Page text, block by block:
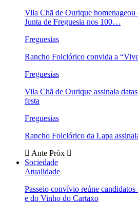
Vila Chã de Ourique homenageou
Junta de Freguesia nos 100…
Freguesias
Rancho Folclórico convida a
Freguesias
Vila Chã de Ourique assinala
festa
Freguesias
Rancho Folclórico da Lapa
Ante Próx
Sociedade
Atualidade
Passeio convívio reúne
e do Vinho do Cartaxo